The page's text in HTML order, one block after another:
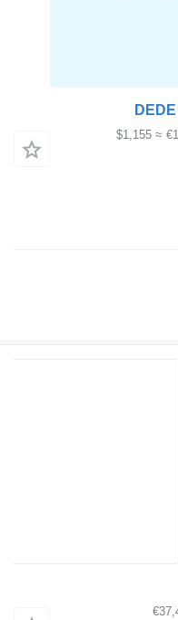
≈ $1,155